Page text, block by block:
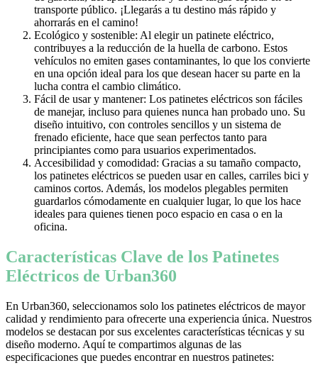
transporte público. ¡Llegarás a tu destino más rápido y
ahorrarás en el camino!
Ecológico y sostenible: Al elegir un patinete eléctrico,
contribuyes a la reducción de la huella de carbono. Estos
vehículos no emiten gases contaminantes, lo que los convierte
en una opción ideal para los que desean hacer su parte en la
lucha contra el cambio climático.
Fácil de usar y mantener: Los patinetes eléctricos son fáciles
de manejar, incluso para quienes nunca han probado uno. Su
diseño intuitivo, con controles sencillos y un sistema de
frenado eficiente, hace que sean perfectos tanto para
principiantes como para usuarios experimentados.
Accesibilidad y comodidad: Gracias a su tamaño compacto,
los patinetes eléctricos se pueden usar en calles, carriles bici y
caminos cortos. Además, los modelos plegables permiten
guardarlos cómodamente en cualquier lugar, lo que los hace
ideales para quienes tienen poco espacio en casa o en la
oficina.
Características Clave de los Patinetes
Eléctricos de Urban360
En Urban360, seleccionamos solo los patinetes eléctricos de mayor
calidad y rendimiento para ofrecerte una experiencia única. Nuestros
modelos se destacan por sus excelentes características técnicas y su
diseño moderno. Aquí te compartimos algunas de las
especificaciones que puedes encontrar en nuestros patinetes: